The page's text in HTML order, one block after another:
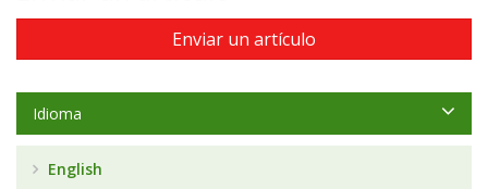
Enviar un artículo
Idioma
English